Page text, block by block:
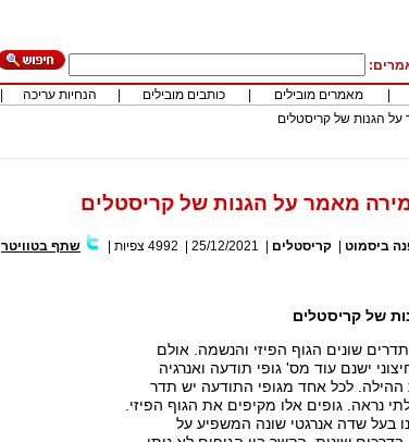
מאמרים מובילים כותבים מובילים הנחיות עריכה
הגנות של קריסטלים
מאמר על הגנות של קריסטלים
ביסמוט קריסטלים 25/12/2021
4992 צפיות שתף בטוויטר
של קריסטלים
שונים הגוף הפיזי והנשמה. אולם
ישנם עוד מס' גופי תודעה ואנרגיה
לכל אחד מגופי התודעה יש תדר
נראה. גופים אלו מקיפים את הגוף הפיזי.
בעל שדה אנרגטי שונה המשפיע על